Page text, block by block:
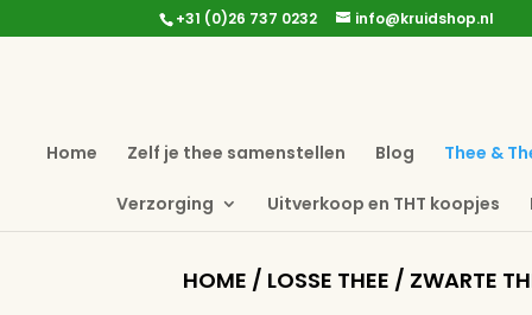
+31 (0)26 737 0232 info@kruidshop.nl
Home Zelf je thee samenstellen Blog Thee &
Verzorging Uitverkoop en THT koopjes
HOME / LOSSE THEE / ZWARTE